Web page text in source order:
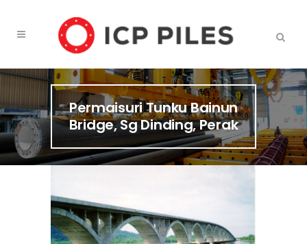
Permaisuri Tunku Bainun
Bridge, Sg Dinding, Perak